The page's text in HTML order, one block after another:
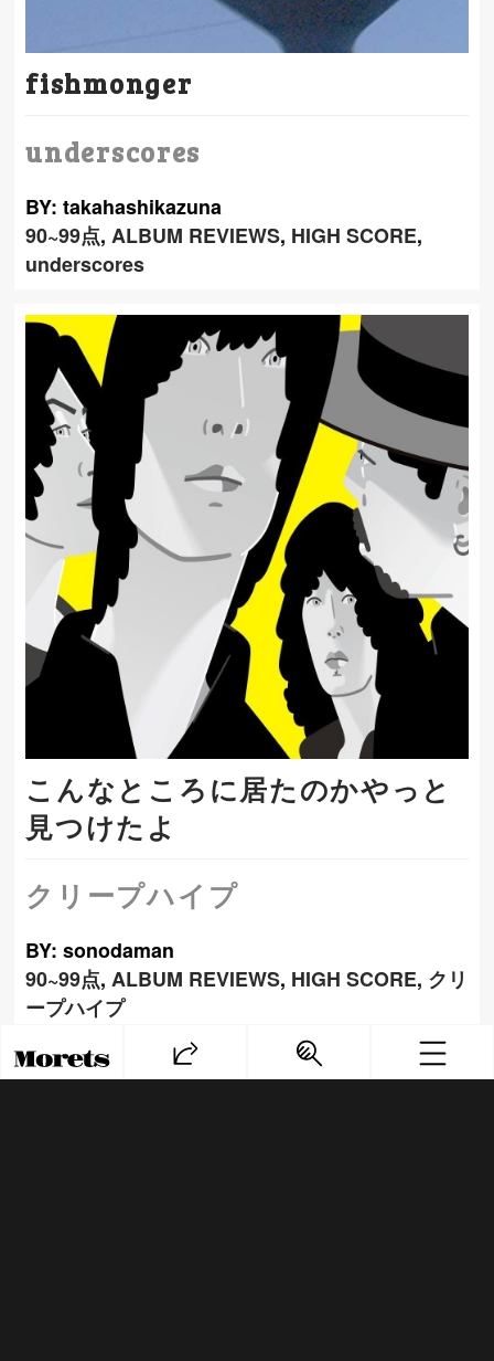
fishmonger
underscores
BY: takahashikazuna
90~99点,ALBUM REVIEWS, HIGH SCORE,
underscores
こんなところに居たのかやっと
見つけたよ
クリープハイプ
BY: sonodaman
90~99点,ALBUM REVIEWS, HIGH SCORE, クリ
ープハイプ
PREV NEXT